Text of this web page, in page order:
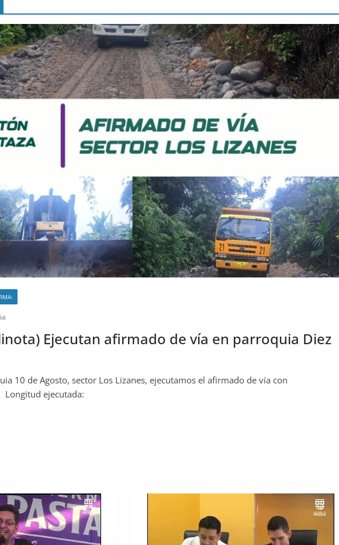
Ejecutan afirmado de vía en parroquia Diez
10 de Agosto, sector Los Lizanes, ejecutamos el afirmado de vía con
ejecutada: